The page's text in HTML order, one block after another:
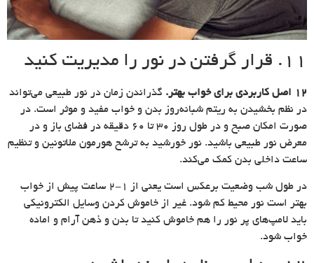
۱۱. قرار گرفتن در نور را مدیریت کنید
۱۲ اصل کاربردی برای خواب بهتر.
گذراندن زمان در نور طبیعی می‌تواند
در نظم بخشیدن به ریتم شبانه‌روز بدن و خواب مفید و موثر است. در
صورت امکان صبح و در طول روز ۳۰ تا ۶۰ دقیقه در فضای باز و در
معرض نور طبیعی باشید. نور خورشید به ترشح هورمون ملاتونین و تنظیم
ساعت داخلی بدن کمک می‌کند.
در طول شب وضعیت برعکس است یعنی از ۱-۲ ساعت پیش از خواب
بهتر است نور محیط کم شود. غیر از خاموش کردن وسایل الکترونیکی
باید لامپ‌های پر نور را هم خاموش کنید تا بدن و ذهن آرام و اماده
خواب شود.